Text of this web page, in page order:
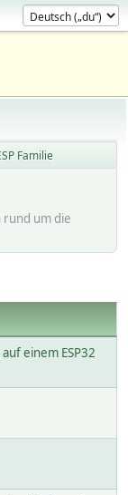
Familie
rund um die
einem ESP32